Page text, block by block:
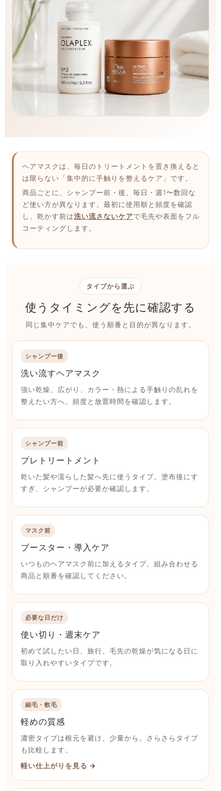
ヘアマスクは、毎日のトリートメントを置き換えると
は限らない「集中的に手触りを整えるケア」です。
商品ごとに、シャンプー前・後、毎日・週1〜数回な
ど使い方が異なります。最初に使用順と頻度を確認
し、乾かす前は洗い流さないケアで毛先や表面をフル
コーティングします。
タイプから選ぶ
使うタイミングを先に確認する
同じ集中ケアでも、使う順番と目的が異なります。
シャンプー後
洗い流すヘアマスク
強い乾燥、広がり、カラー・熱による手触りの乱れを
整えたい方へ。頻度と放置時間を確認します。
シャンプー前
プレトリートメント
乾いた髪や濡らした髪へ先に使うタイプ。塗布後にす
すぎ、シャンプーが必要か確認します。
マスク前
ブースター・導入ケア
いつものヘアマスク前に加えるタイプ。組み合わせる
商品と順番を確認してください。
必要な日だけ
使い切り・週末ケア
初めて試したい日、旅行、毛先の乾燥が気になる日に
取り入れやすいタイプです。
細毛・軟毛
軽めの質感
濃密タイプは根元を避け、少量から。さらさらタイプ
も比較します。
軽い仕上がりを見る →